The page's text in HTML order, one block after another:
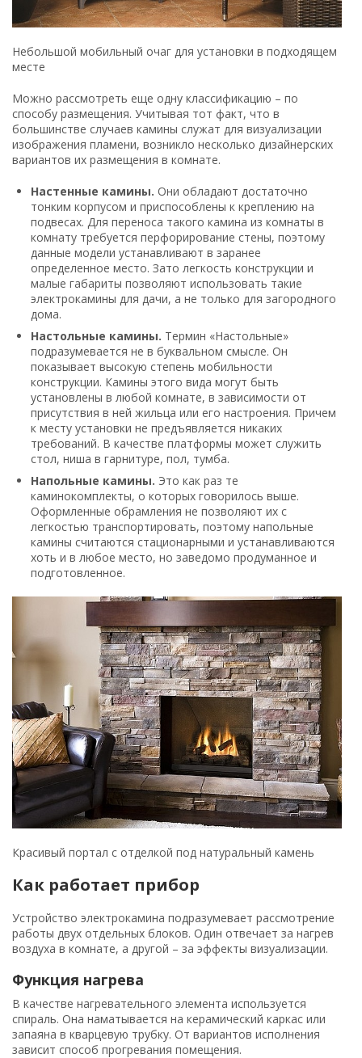
Небольшой мобильный очаг для установки в подходящем
месте
Можно рассмотреть еще одну классификацию – по
способу размещения. Учитывая тот факт, что в
большинстве случаев камины служат для визуализации
изображения пламени, возникло несколько дизайнерских
вариантов их размещения в комнате.
Настенные камины. Они обладают достаточно
тонким корпусом и приспособлены к креплению на
подвесах. Для переноса такого камина из комнаты в
комнату требуется перфорирование стены, поэтому
данные модели устанавливают в заранее
определенное место. Зато легкость конструкции и
малые габариты позволяют использовать такие
электрокамины для дачи, а не только для загородного
дома.
Настольные камины. Термин «Настольные»
подразумевается не в буквальном смысле. Он
показывает высокую степень мобильности
конструкции. Камины этого вида могут быть
установлены в любой комнате, в зависимости от
присутствия в ней жильца или его настроения. Причем
к месту установки не предъявляется никаких
требований. В качестве платформы может служить
стол, ниша в гарнитуре, пол, тумба.
Напольные камины. Это как раз те
каминокомплекты, о которых говорилось выше.
Оформленные обрамления не позволяют их с
легкостью транспортировать, поэтому напольные
камины считаются стационарными и устанавливаются
хоть и в любое место, но заведомо продуманное и
подготовленное.
Красивый портал с отделкой под натуральный камень
Как работает прибор
Устройство электрокамина подразумевает рассмотрение
работы двух отдельных блоков. Один отвечает за нагрев
воздуха в комнате, а другой – за эффекты визуализации.
Функция нагрева
В качестве нагревательного элемента используется
спираль. Она наматывается на керамический каркас или
запаяна в кварцевую трубку. От вариантов исполнения
зависит способ прогревания помещения.